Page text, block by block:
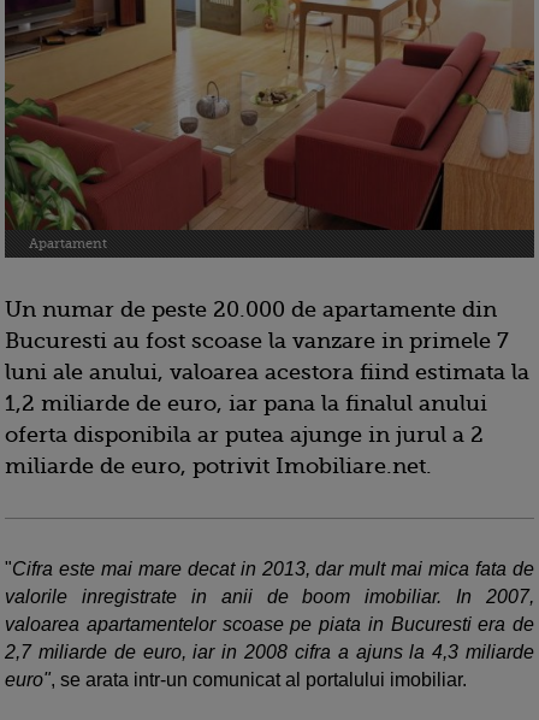
Apartament
Un numar de peste 20.000 de apartamente din
Bucuresti au fost scoase la vanzare in primele 7
luni ale anului, valoarea acestora fiind estimata la
1,2 miliarde de euro, iar pana la finalul anului
oferta disponibila ar putea ajunge in jurul a 2
miliarde de euro, potrivit Imobiliare.net.
"Cifra este mai mare decat in 2013, dar mult mai mica fata de
valorile inregistrate in anii de boom imobiliar. In 2007,
valoarea apartamentelor scoase pe piata in Bucuresti era de
2,7 miliarde de euro, iar in 2008 cifra a ajuns la 4,3 miliarde
euro", se arata intr-un comunicat al portalului imobiliar.